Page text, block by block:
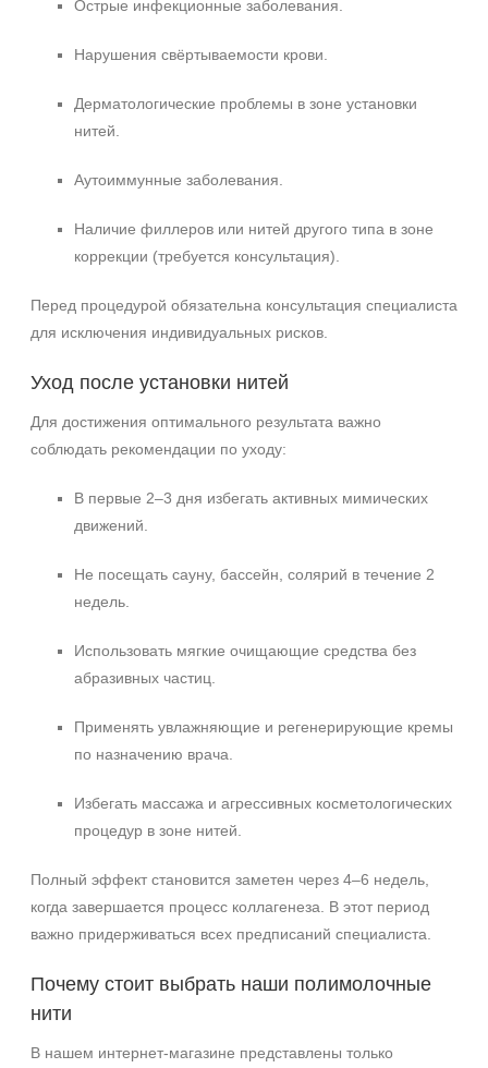
Острые инфекционные заболевания.
Нарушения свёртываемости крови.
Дерматологические проблемы в зоне установки
нитей.
Аутоиммунные заболевания.
Наличие филлеров или нитей другого типа в зоне
коррекции (требуется консультация).
Перед процедурой обязательна консультация специалиста
для исключения индивидуальных рисков.
Уход после установки нитей
Для достижения оптимального результата важно
соблюдать рекомендации по уходу:
В первые 2–3 дня избегать активных мимических
движений.
Не посещать сауну, бассейн, солярий в течение 2
недель.
Использовать мягкие очищающие средства без
абразивных частиц.
Применять увлажняющие и регенерирующие кремы
по назначению врача.
Избегать массажа и агрессивных косметологических
процедур в зоне нитей.
Полный эффект становится заметен через 4–6 недель,
когда завершается процесс коллагенеза. В этот период
важно придерживаться всех предписаний специалиста.
Почему стоит выбрать наши полимолочные
нити
В нашем интернет‑магазине представлены только